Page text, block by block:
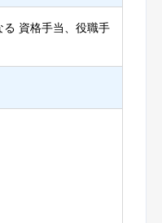
資格手当、役職手